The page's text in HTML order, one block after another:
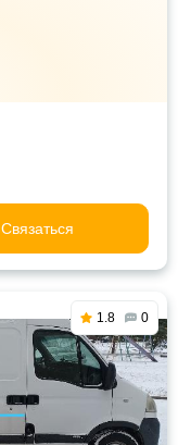
Связаться
1.8 0